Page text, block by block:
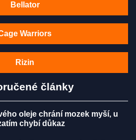
Bellator
Warriors
Rizin
články
oleje chrání mozek myší, u
chybí důkaz